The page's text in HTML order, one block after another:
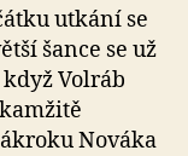
utkání se
šance se už
Volráb
Nováka